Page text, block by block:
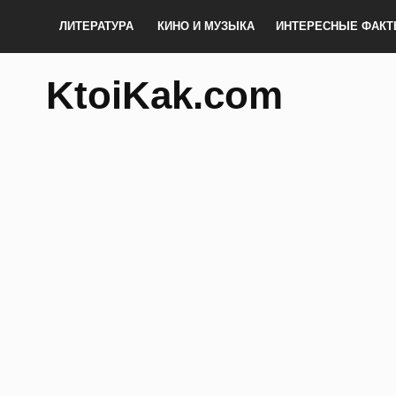
ЛИТЕРАТУРА КИНО И МУЗЫКА ИНТЕРЕСНЫЕ
KtoiKak.com